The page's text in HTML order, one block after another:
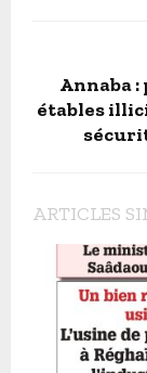
Annaba
étables
ARTICLES